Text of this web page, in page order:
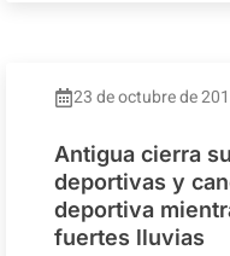
23 de octubre de
Antigua cierra
deportivas y
deportiva
fuertes lluvias